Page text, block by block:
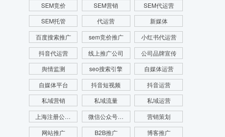
SEM竞价
SEM营销
SEM代运营
SEM托管
代运营
新媒体
百度搜索推广
sem竞价推广
小红书代运营
抖音代运营
线上推广公司
公司品牌宣传
舆情监测
seo搜索引擎
自媒体运营
自媒体平台
抖音短视频
抖音运营
私域营销
私域流量
私域运营
上海注册公司费用
微信公众号运营
营销策划
网站推广
B2B推广
博客推广